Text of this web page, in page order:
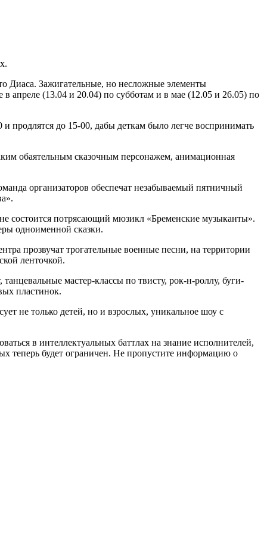
Диаса. Зажигательные, но несложные элементы
в апреле (13.04 и 20.04) по субботам и в мае (12.05 и 26.05) по
продлятся до 15-00, дабы деткам было легче воспринимать
обаятельным сказочным персонажем, анимационная
организаторов обеспечат незабываемый пятничный
состоится потрясающий мюзикл «Бременские музыканты».
одноименной сказки.
прозвучат трогательные военные песни, на территории
ленточкой.
мастер-классы по твисту, рок-н-роллу, буги-
пластинок.
не только детей, но и взрослых, уникальное шоу с
в интеллектуальных баттлах на знание исполнителей,
теперь будет ограничен. Не пропустите информацию о